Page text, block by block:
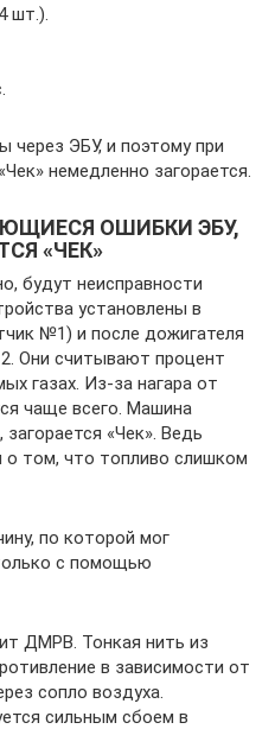
шт.).
через ЭБУ, и поэтому при
немедленно загорается.
ОШИБКИ ЭБУ,
«ЧЕК»
будут неисправности
установлены в
№1) и после дожигателя
Они считывают процент
газах. Из-за нагара от
чаще всего. Машина
«Чек». Ведь
о том, что топливо слишком
по которой мог
с помощью
ДМРВ. Тонкая нить из
в зависимости от
сопло воздуха.
сильным сбоем в